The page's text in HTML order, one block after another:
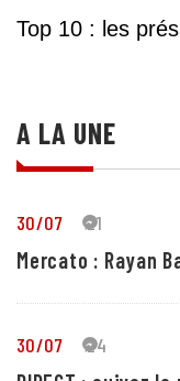
Top 10 : les
A LA UNE
30/07 21
Mercato : Rayan
30/07 24